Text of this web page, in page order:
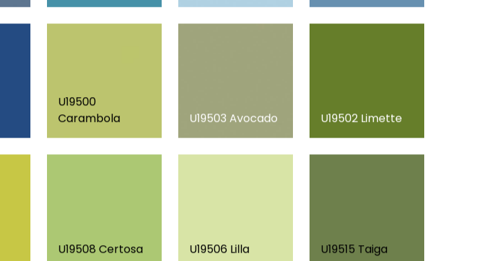
U19500
Carambola
U19503 Avocado U19502 Limette
U19508 Certosa U19506 Lilla U19515 Taiga